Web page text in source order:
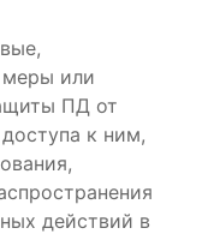
меры или
ПД от
к ним,
действий в